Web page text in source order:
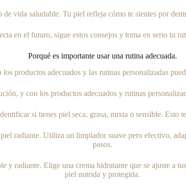
vida saludable. Tu piel refleja cómo te sientes por
en el futuro, sigue estos consejos y toma en serio tu
Porqué es importante usar una rutina adecuada.
los productos adecuados y las rutinas personalizadas
y con los productos adecuados y rutinas
si tienes piel seca, grasa, mixta o sensible. Esto
radiante. Utiliza un limpiador suave pero efectivo,
pasos.
radiante. Elige una crema hidratante que se ajuste a
piel nutrida y protegida.